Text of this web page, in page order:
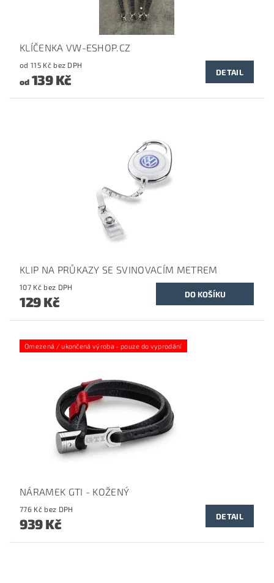
KLÍČENKA VW-ESHOP.CZ
od 115 Kč bez DPH
od139 Kč DETAIL
KLIP NA PRŮKAZY SE SVINOVACÍM METREM
107 Kč bez DPH
129 Kč
Omezená / ukončená výroba - pouze do vyprodání
NÁRAMEK GTI - KOŽENÝ
776 Kč bez DPH
939 Kč DETAIL